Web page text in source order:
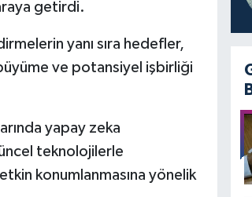
getirdi.
yanı sıra hedefler,
ve potansiyel işbirliği
yapay zeka
teknolojilerle
konumlanmasına yönelik